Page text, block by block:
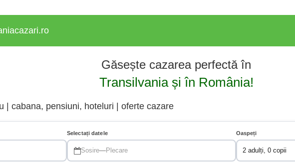
Găsește cazarea perfectă în
Transilvania și în România!
| cabana, pensiuni, hoteluri | oferte cazare
Selectați datele
Sosire—Plecare
Oaspeți
2 adulți, 0 copii